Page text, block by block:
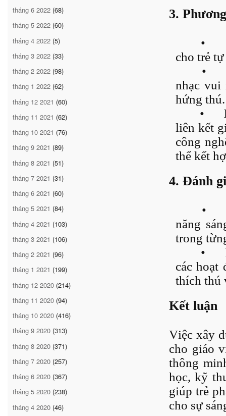
tháng 6 2022 (68)
tháng 5 2022 (60)
tháng 4 2022 (5)
tháng 3 2022 (33)
tháng 2 2022 (98)
tháng 1 2022 (62)
tháng 12 2021 (60)
tháng 11 2021 (62)
tháng 10 2021 (76)
tháng 9 2021 (89)
tháng 8 2021 (51)
tháng 7 2021 (31)
tháng 6 2021 (60)
tháng 5 2021 (84)
tháng 4 2021 (103)
tháng 3 2021 (106)
tháng 2 2021 (96)
tháng 1 2021 (199)
tháng 12 2020 (214)
tháng 11 2020 (94)
tháng 10 2020 (416)
tháng 9 2020 (313)
tháng 8 2020 (371)
tháng 7 2020 (257)
tháng 6 2020 (367)
tháng 5 2020 (238)
tháng 4 2020 (46)
3.
•
cho trẻ
•
nhạc vui
hứng thú.
•
liên kết
công
thể kết
4. Đánh
•
năng
trong
•
các hoạt
thích thú
Kết luận
Việc xây
cho giáo
thông
học, kỹ
giúp trẻ
cho sự